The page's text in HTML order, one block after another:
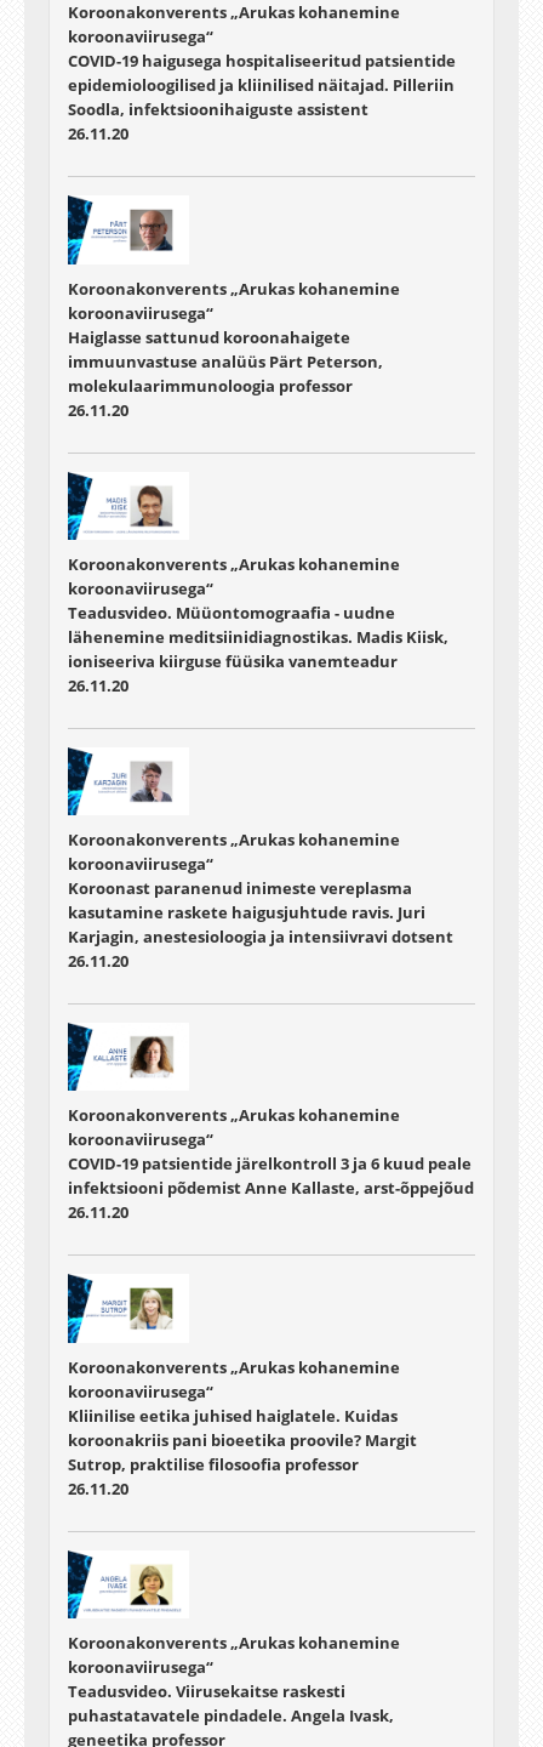
Koroonakonverents „Arukas kohanemine
koroonaviirusega“
COVID-19 haigusega hospitaliseeritud patsientide
epidemioloogilised ja kliinilised näitajad. Pilleriin
Soodla, infektsioonihaiguste assistent
26.11.20
Koroonakonverents „Arukas kohanemine
koroonaviirusega“
Haiglasse sattunud koroonahaigete
immuunvastuse analüüs Pärt Peterson,
molekulaarimmunoloogia professor
26.11.20
Koroonakonverents „Arukas kohanemine
koroonaviirusega“
Teadusvideo. Müüontomograafia - uudne
lähenemine meditsiinidiagnostikas. Madis Kiisk,
ioniseeriva kiirguse füüsika vanemteadur
26.11.20
Koroonakonverents „Arukas kohanemine
koroonaviirusega“
Koroonast paranenud inimeste vereplasma
kasutamine raskete haigusjuhtude ravis. Juri
Karjagin, anestesioloogia ja intensiivravi dotsent
26.11.20
Koroonakonverents „Arukas kohanemine
koroonaviirusega“
COVID-19 patsientide järelkontroll 3 ja 6 kuud peale
infektsiooni põdemist Anne Kallaste, arst-õppejõud
26.11.20
Koroonakonverents „Arukas kohanemine
koroonaviirusega“
Kliinilise eetika juhised haiglatele. Kuidas
koroonakriis pani bioeetika proovile? Margit
Sutrop, praktilise filosoofia professor
26.11.20
Koroonakonverents „Arukas kohanemine
koroonaviirusega“
Teadusvideo. Viirusekaitse raskesti
puhastatavatele pindadele. Angela Ivask,
geneetika professor